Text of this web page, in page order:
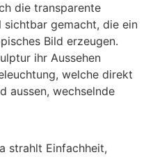
die transparente
gemacht, die ein
Bild er­zeugen.
ihr Aussehen
welche direkt
aussen, wechselnde
strahlt Einfachheit,